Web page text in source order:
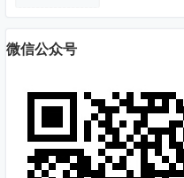
势能达人，优先选择供应链稳定、
高效。 高效剪辑发布： 从机构平台
下载达人高光时刻素材，用剪映快
速剪辑（保留核心卖点，去除冗
余，加字幕去重），生成15-60秒短
微信公众号